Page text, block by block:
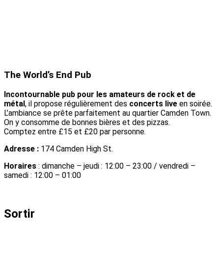
The World’s End Pub
Incontournable pub pour les amateurs de rock et de
métal, il propose régulièrement des concerts live en soirée.
L’ambiance se prête parfaitement au quartier Camden Town.
On y consomme de bonnes bières et des pizzas.
Comptez entre £15 et £20 par personne.
Adresse : 174 Camden High St.
Horaires : dimanche – jeudi : 12:00 – 23:00 / vendredi –
samedi : 12:00 – 01:00
Sortir